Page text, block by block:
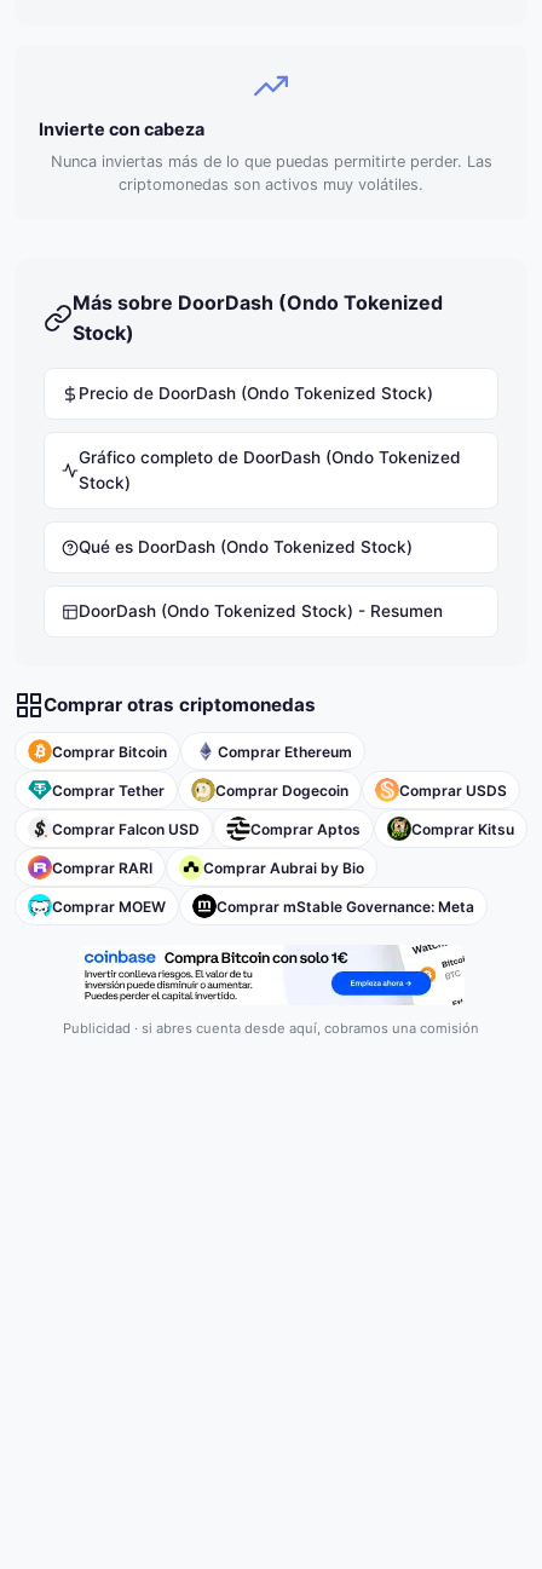
Invierte con cabeza
Nunca inviertas más de lo que puedas permitirte perder. Las
criptomonedas son activos muy volátiles.
Más sobre DoorDash (Ondo Tokenized
Stock)
Precio de DoorDash (Ondo Tokenized Stock)
Gráfico completo de DoorDash (Ondo Tokenized
Stock)
Qué es DoorDash (Ondo Tokenized Stock)
DoorDash (Ondo Tokenized Stock) - Resumen
Comprar otras criptomonedas
Comprar Bitcoin Comprar Ethereum
Comprar Tether Comprar Dogecoin Comprar USDS
Comprar Falcon USD Comprar Aptos Comprar Kitsu
Comprar RARI Comprar Aubrai by Bio
Comprar MOEW Comprar mStable Governance: Meta
Publicidad · si abres cuenta desde aquí, cobramos una comisión